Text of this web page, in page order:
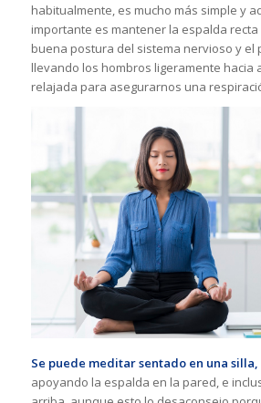
habitualmente, es mucho más simple y
importante es mantener la espalda
buena postura del sistema nervioso y el
llevando los hombros ligeramente hacia
relajada para asegurarnos una
Se puede meditar sentado en una silla,
apoyando la espalda en la pared, e